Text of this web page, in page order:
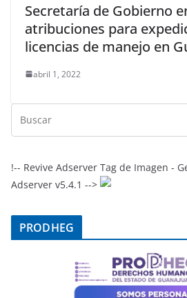
Secretaría de Gobierno
atribuciones para
licencias de manejo en
abril 1, 2022
!-- Revive Adserver Tag de Imagen -
Adserver v5.4.1 -->
PRODHEG